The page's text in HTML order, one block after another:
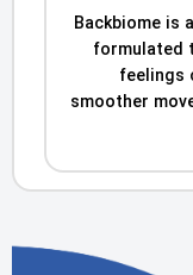
Backbiome is
formulated
feelings
smoother